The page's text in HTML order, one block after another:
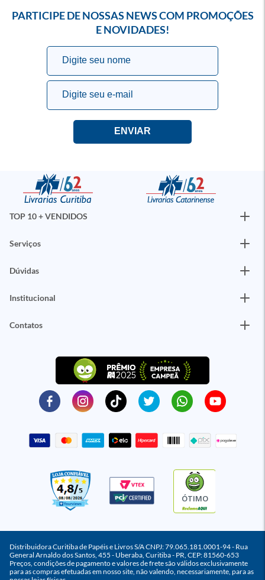
PARTICIPE DE NOSSAS NEWS COM PROMOÇÕES
E NOVIDADES!
TOP 10 + VENDIDOS
Serviços
Dúvidas
Institucional
Contatos
ÓTIMO
Distribuidora Curitiba de Papéis e Livros S/A CNPJ: 79.065.181.0001-94 - Rua
General Arnaldo dos Santos, 455 - Uberaba, Curitiba - PR, CEP: 81560-653
Preços, condições de pagamento e valores de frete são válidos exclusivamente
para as compras efetuadas em nosso site, não valendo, necessariamente, para as